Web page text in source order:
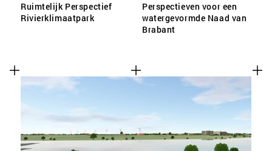
Ruimtelijk Perspectief
Rivierklimaatpark
Perspectieven voor een
watergevormde Naad van
Brabant